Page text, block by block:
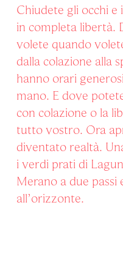
Chiudete gli occhi
in completa libertà.
volete quando
dalla colazione alla
hanno orari
mano. E dove
con colazione o la
tutto vostro. Ora
diventato realtà.
i verdi prati di
Merano a due passi
all’orizzonte.